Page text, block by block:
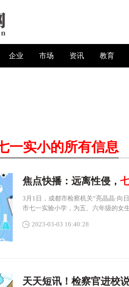
企业 市场 资讯 教育
一实小的所有信息
焦点快播：远离性侵，
3月1日，成都市检察机关“亮晶晶·向
市七一实验小学，为五、六年级的女
2023-03-03 16:40:28
天天短讯！检察官进校